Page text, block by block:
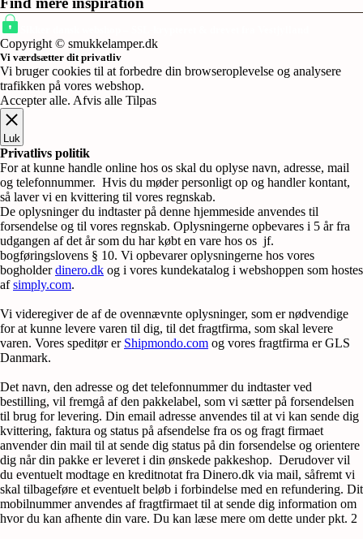
Copyright © smukkelamper.dk
Vi værdsætter dit privatliv
Vi bruger cookies til at forbedre din browseroplevelse og analysere
trafikken på vores webshop.
Accepter alle. Afvis alle Tilpas
Luk
Privatlivs politik
For at kunne handle online hos os skal du oplyse navn, adresse, mail
og telefonnummer. Hvis du møder personligt op og handler kontant,
så laver vi en kvittering til vores regnskab.
De oplysninger du indtaster på denne hjemmeside anvendes til
forsendelse og til vores regnskab. Oplysningerne opbevares i 5 år fra
udgangen af det år som du har købt en vare hos os jf.
bogføringslovens § 10. Vi opbevarer oplysningerne hos vores
bogholderdinero.dk og i vores kundekatalog i webshoppen som hostes
afsimply.com.
Vi videregiver de af de ovennævnte oplysninger, som er nødvendige
for at kunne levere varen til dig, til det fragtfirma, som skal levere
varen. Vores speditør er Shipmondo.com og vores fragtfirma er GLS
Danmark.
Det navn, den adresse og det telefonnummer du indtaster ved
bestilling, vil fremgå af den pakkelabel, som vi sætter på forsendelsen
til brug for levering. Din email adresse anvendes til at vi kan sende dig
kvittering, faktura og status på afsendelse fra os og fragt firmaet
anvender din mail til at sende dig status på din forsendelse og orientere
dig når din pakke er leveret i din ønskede pakkeshop. Derudover vil
du eventuelt modtage en kreditnotat fra Dinero.dk via mail, såfremt vi
skal tilbageføre et eventuelt beløb i forbindelse med en refundering. Dit
mobilnummer anvendes af fragtfirmaet til at sende dig information om
hvor du kan afhente din vare. Du kan læse mere om dette under pkt. 2